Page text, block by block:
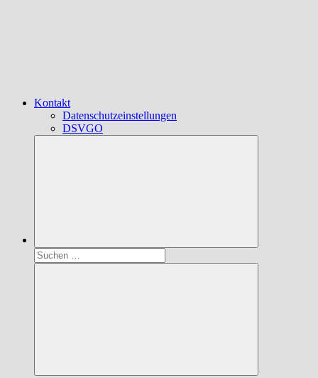
Kontakt
Datenschutzeinstellungen
DSVGO
Suchen
nach: